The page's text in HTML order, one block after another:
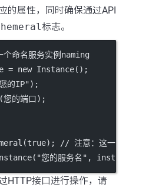
的属性，同时确保通过API
标志。
命名服务实例naming
= new Instance();
的IP");
(您的端口);
(true);
// 注意：这一步骤取决
( "您的服务名" , instance);
HTTP接口进行操作，请